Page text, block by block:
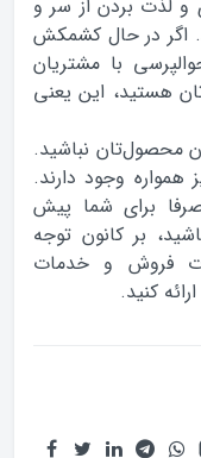
و لذت بردن از سر و
اگر در حال کشمکش
با مشتریان
هستید، این یعنی
محصول‌تان نباشید.
همواره وجود دارند.
برای شما پیش
بر کانون توجه
فروش و خدمات
کنید.